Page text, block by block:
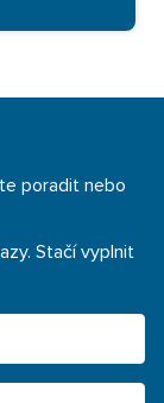
poradit nebo
Stačí vyplnit